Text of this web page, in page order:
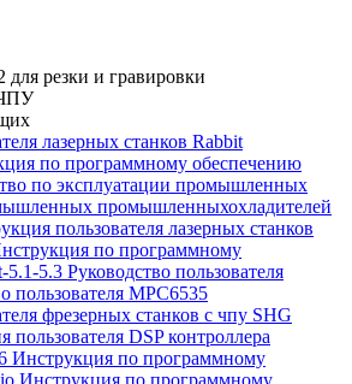
для резки и гравировки
лазерных станков Rabbit
по программному обеспечению
по эксплуатации промышленных
промышленныхохладителей
пользователя лазерных станков
по программному
5.1-5.3 Руководство пользователя
пользователя MPC6535
фрезерных станков с чпу SHG
пользователя DSP контроллера
Инструкция по программному
Инструкция по программному